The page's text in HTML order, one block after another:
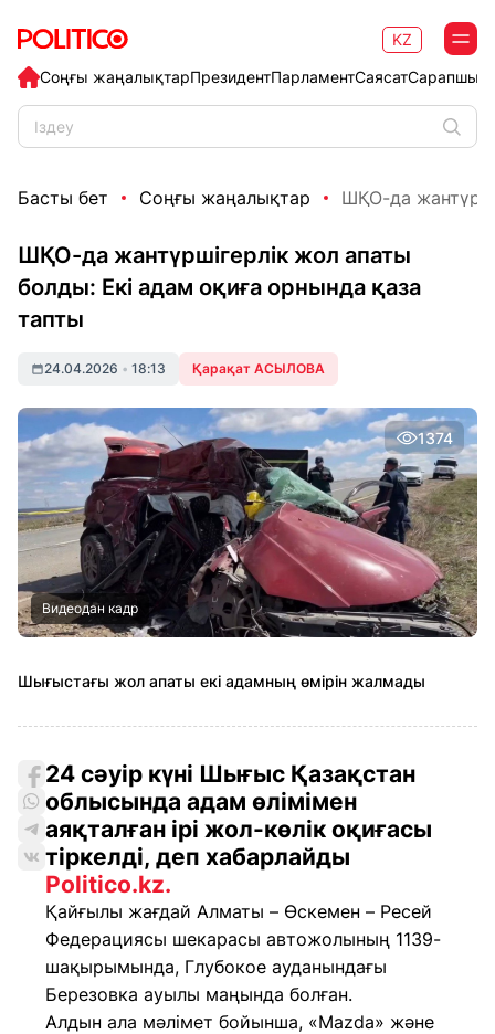
Соңғы жаңалықтарПрезидентПарламентСаясат
KZ
Басты бет Соңғы жаңалықтар ШҚО-да
ШҚО-да жантүршігерлік жол апаты
болды: Екі адам оқиға орнында қаза
тапты
24.04.2026 • 18:13 Қарақат АСЫЛОВА
1374
Видеодан кадр
Шығыстағы жол апаты екі адамның өмірін жалмады
24 сәуір күні Шығыс Қазақстан
облысында адам өлімімен
аяқталған ірі жол-көлік оқиғасы
тіркелді, деп хабарлайды
Politico.kz.
Қайғылы жағдай Алматы – Өскемен – Ресей
Федерациясы шекарасы автожолының 1139-
шақырымында, Глубокое ауданындағы
Березовка ауылы маңында болған.
Алдын ала мәлімет бойынша, «Mazda» және